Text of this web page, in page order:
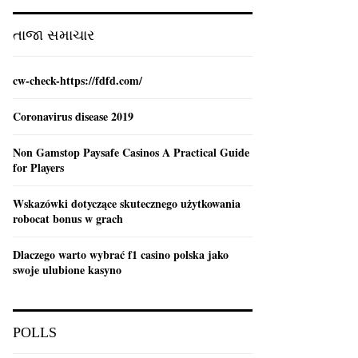
:
તાજા સમાચાર
cw-check-https://fdfd.com/
Coronavirus disease 2019
Non Gamstop Paysafe Casinos A Practical Guide
for Players
Wskazówki dotyczące skutecznego użytkowania
robocat bonus w grach
Dlaczego warto wybrać f1 casino polska jako
swoje ulubione kasyno
POLLS